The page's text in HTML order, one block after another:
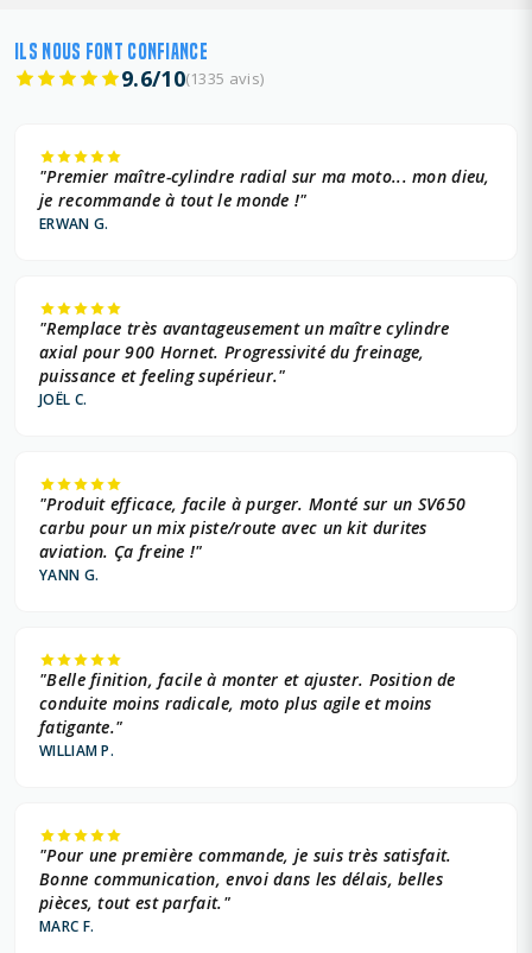
ILS NOUS FONT CONFIANCE
9.6/10(1335 avis)
"Premier maître-cylindre radial sur ma moto... mon dieu,
je recommande à tout le monde !"
ERWAN G.
"Remplace très avantageusement un maître cylindre
axial pour 900 Hornet. Progressivité du freinage,
puissance et feeling supérieur."
JOËL C.
"Produit efficace, facile à purger. Monté sur un SV650
carbu pour un mix piste/route avec un kit durites
aviation. Ça freine !"
YANN G.
"Belle finition, facile à monter et ajuster. Position de
conduite moins radicale, moto plus agile et moins
fatigante."
WILLIAM P.
"Pour une première commande, je suis très satisfait.
Bonne communication, envoi dans les délais, belles
pièces, tout est parfait."
MARC F.